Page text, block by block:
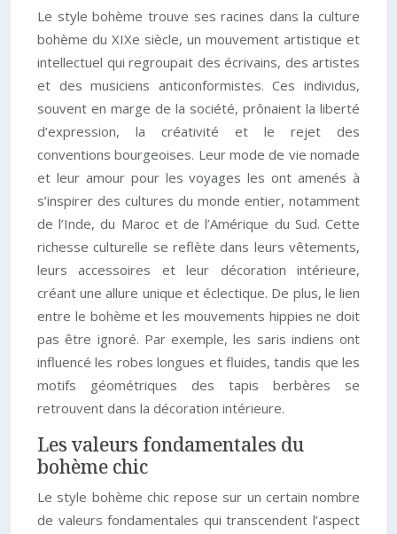
Le style bohème trouve ses racines dans la culture
bohème du XIXe siècle, un mouvement artistique et
intellectuel qui regroupait des écrivains, des artistes
et des musiciens anticonformistes. Ces individus,
souvent en marge de la société, prônaient la liberté
d’expression, la créativité et le rejet des
conventions bourgeoises. Leur mode de vie nomade
et leur amour pour les voyages les ont amenés à
s’inspirer des cultures du monde entier, notamment
de l’Inde, du Maroc et de l’Amérique du Sud. Cette
richesse culturelle se reflète dans leurs vêtements,
leurs accessoires et leur décoration intérieure,
créant une allure unique et éclectique. De plus, le lien
entre le bohème et les mouvements hippies ne doit
pas être ignoré. Par exemple, les saris indiens ont
influencé les robes longues et fluides, tandis que les
motifs géométriques des tapis berbères se
retrouvent dans la décoration intérieure.
Les valeurs fondamentales du
bohème chic
Le style bohème chic repose sur un certain nombre
de valeurs fondamentales qui transcendent l’aspect